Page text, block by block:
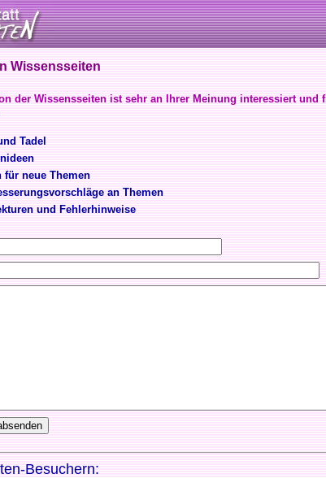
Wissensseiten
der Wissensseiten ist sehr an Ihrer Meinung interessiert und
Tadel
für neue Themen
an Themen
und Fehlerhinweise
Besuchern: